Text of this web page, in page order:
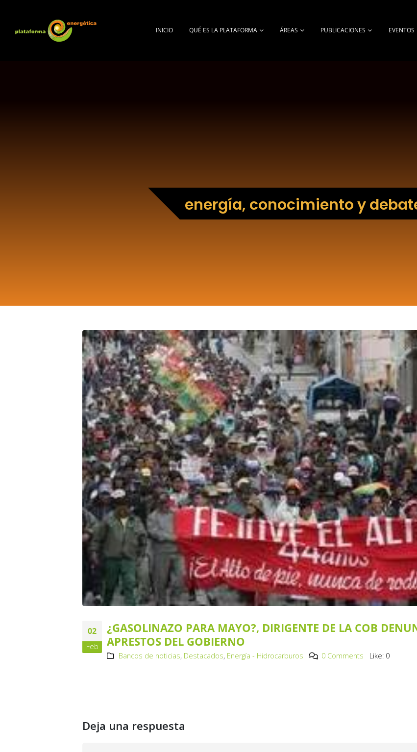
INICIO QUÉ ES LA PLATAFORMA ÁREAS PUBLICACIONES EVENTOS
energía, conocimiento y
02
Feb
¿GASOLINAZO PARA MAYO?, DIRIGENTE DE LA COB
APRESTOS DEL GOBIERNO
Bancos de noticias, Destacados, Energía - Hidrocarburos 0 Comments Like: 0
Deja una respuesta